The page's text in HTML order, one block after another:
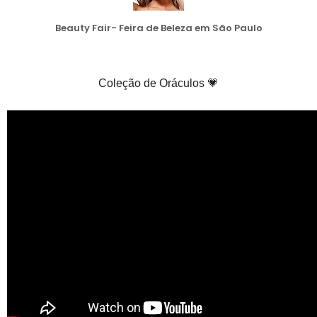
Beauty Fair- Feira de Beleza em São Paulo
Coleção de Oráculos 💗